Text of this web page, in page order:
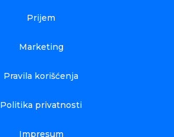
Prijem
Marketing
Pravila korišćenja
Politika privatnosti
Impresum